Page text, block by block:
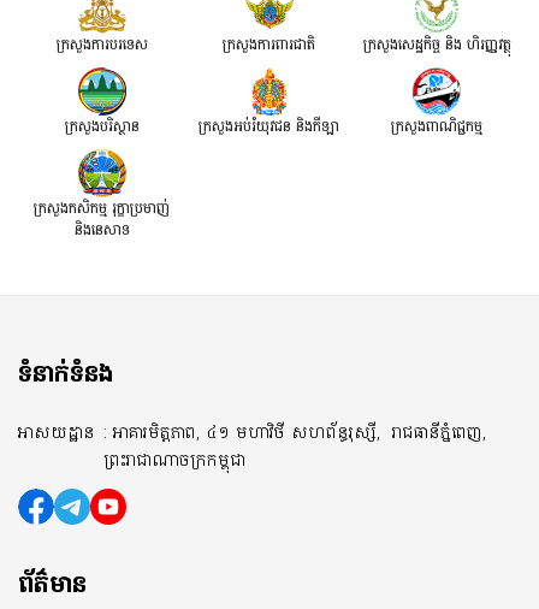
ក្រសួងការបរទេស ក្រសួងការពារជាតិ ក្រសួង​សេដ្ឋកិច្ច និង ហិរញ្ញវត្ថុ
ក្រសួងបរិស្ថាន ក្រសួងអប់រំយុវជន និងកីឡា ក្រសួងពាណិជ្ជកម្ម
ក្រសួងកសិកម្ម រុក្ខាប្រមាញ់
និងនេសាទ
ទំនាក់ទំនង
អាសយដ្ឋាន : អាគារមិត្តភាព, ៤១ មហាវិថី សហព័ន្ធរុស្សី, រាជធានីភ្នំពេញ,
ព្រះរាជាណាចក្រកម្ពុជា
ព័ត៌មាន